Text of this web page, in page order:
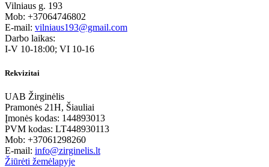
Vilniaus g. 193
Mob: +37064746802
E-mail: vilniaus193@gmail.com
Darbo laikas:
I-V 10-18:00; VI 10-16
Rekvizitai
UAB Žirginėlis
Pramonės 21H, Šiauliai
Įmonės kodas: 144893013
PVM kodas: LT448930113
Mob: +37061298260
E-mail: info@zirginelis.lt
Žiūrėti žemėlapyje